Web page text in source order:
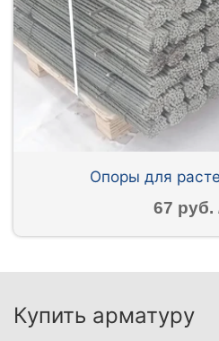
Опоры для
67 руб.
Купить арматуру